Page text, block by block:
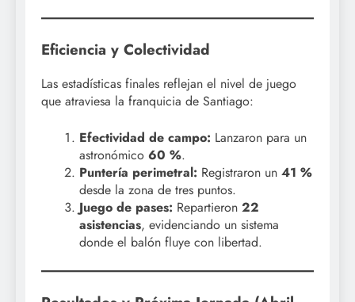
Eficiencia y Colectividad
Las estadísticas finales reflejan el nivel de juego
que atraviesa la franquicia de Santiago:
Efectividad de campo: Lanzaron para un
astronómico 60 %.
Puntería perimetral: Registraron un 41 %
desde la zona de tres puntos.
Juego de pases: Repartieron 22
asistencias, evidenciando un sistema
donde el balón fluye con libertad.